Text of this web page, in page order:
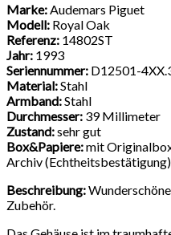
Marke:Audemars Piguet
Modell: Royal Oak
Referenz: 14802ST
Jahr: 1993
Seriennummer: D12501-
Material:Stahl
Armband:Stahl
Durchmesser: 39 Millimeter
Zustand:sehr gut
Box&Papiere:mit
Archiv (Echtheitsbestätigung)
Beschreibung:
Zubehör.